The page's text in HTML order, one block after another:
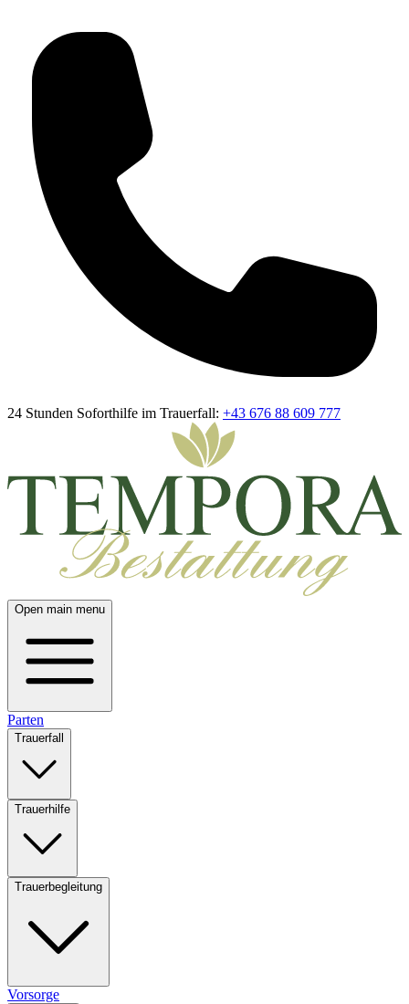
24 Stunden Soforthilfe im Trauerfall: +43 676 88 609 777
Open main menu
Parten
Trauerfall
Trauerhilfe
Trauerbegleitung
Vorsorge